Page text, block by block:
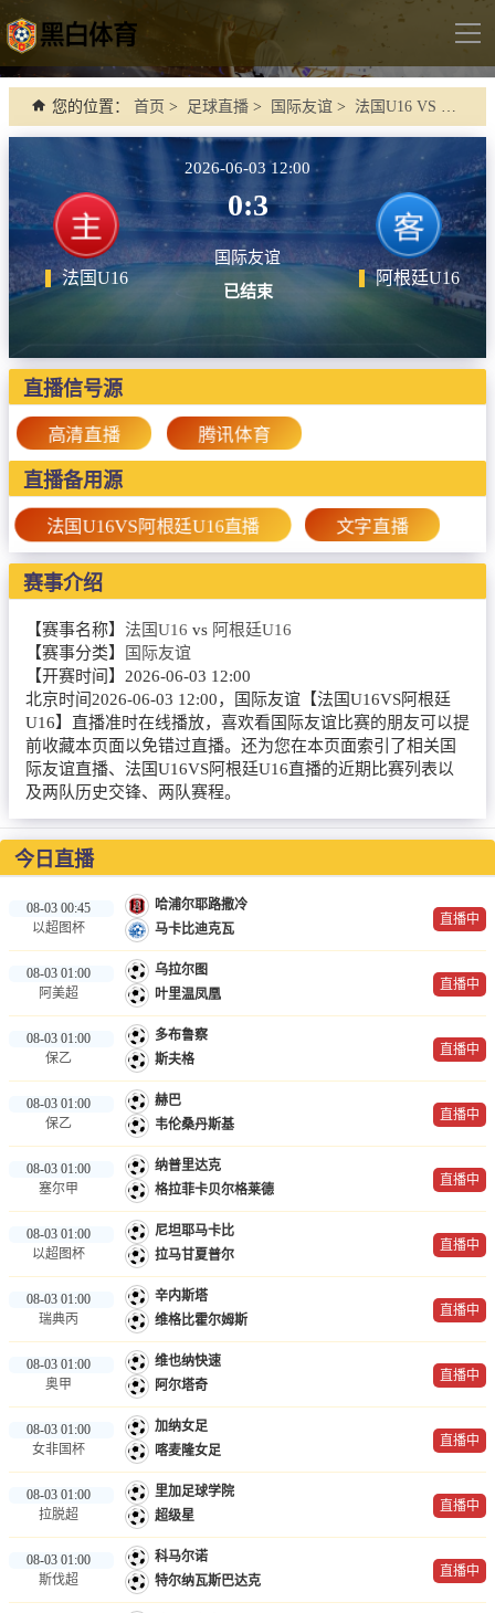
导
首页
德甲
法甲
西甲
世界杯
欧冠杯
中超
篮球直播
NBA
CBA
录像
足球录像
篮球录像
新闻
足球新闻
篮球新闻
您的位置： 首页 > 足球直播 > 国际友谊 > 法国U16 VS 阿根廷U16
法国U16
2026-06-03 12:00
0:3
国际友谊
已结束
阿根廷U16
直播信号源
高清直播 腾讯体育
直播备用源
法国U16VS阿根廷U16直播 文字直播
赛事介绍
【赛事名称】 法国U16 vs 阿根廷U16
【赛事分类】
国际友谊
【开赛时间】 2026-06-03 12:00
北京时间2026-06-03 12:00，国际友谊【法国U16VS阿根廷
U16】直播准时在线播放，喜欢看国际友谊比赛的朋友可以提
前收藏本页面以免错过直播。还为您在本页面索引了相关国
际友谊直播、法国U16VS阿根廷U16直播的近期比赛列表以
及两队历史交锋、两队赛程。
今日直播
08-03 00:45
以超图杯
哈浦尔耶路撒冷
马卡比迪克瓦
直播中
08-03 01:00
阿美超
乌拉尔图
叶里温凤凰
直播中
08-03 01:00
保乙
多布鲁察
斯夫格
直播中
08-03 01:00
保乙
赫巴
韦伦桑丹斯基
直播中
08-03 01:00
塞尔甲
纳普里达克
格拉菲卡贝尔格莱德
直播中
08-03 01:00
以超图杯
尼坦耶马卡比
拉马甘夏普尔
直播中
08-03 01:00
瑞典丙
辛内斯塔
维格比霍尔姆斯
直播中
08-03 01:00
奥甲
维也纳快速
阿尔塔奇
直播中
08-03 01:00
女非国杯
加纳女足
喀麦隆女足
直播中
08-03 01:00
拉脱超
里加足球学院
超级星
直播中
08-03 01:00
斯伐超
科马尔诺
特尔纳瓦斯巴达克
直播中